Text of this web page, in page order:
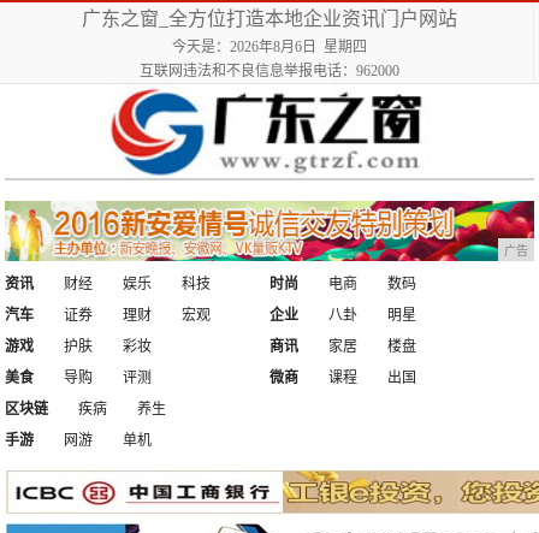
广东之窗_全方位打造本地企业资讯门户网站
今天是：2026年8月6日 星期四
互联网违法和不良信息举报电话：962000
广告
资讯 财经 娱乐
科技
汽车
证券 理财 宏观
时尚 电商
数码
企业
八卦
明星
游戏
护肤
彩妆
美食
导购 评测
商讯 家居
楼盘
微商
课程
出国
区块链
疾病
养生
手游
网游 单机